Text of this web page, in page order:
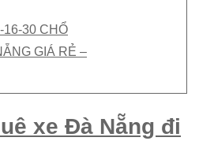
16-30 CHỔ
GIÁ RẺ –
xe Đà Nẵng đi